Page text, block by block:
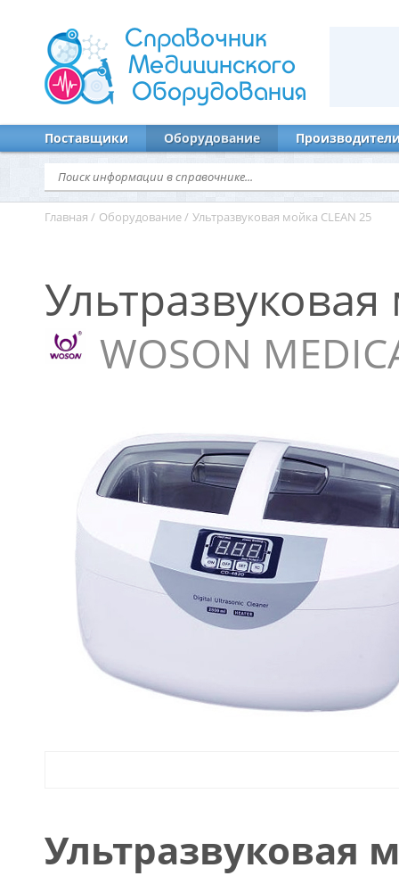
Справочник
Медицинского
Оборудования
Поставщики Оборудование
Главная / Оборудование / Ультразвуковая мойка CLEAN 25
WOSON
Ультразвуковая